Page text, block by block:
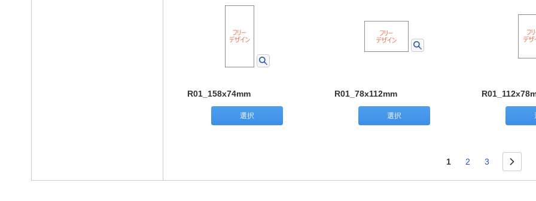
R01_158x74mm
選択
R01_78x112mm
選択
1 2 3